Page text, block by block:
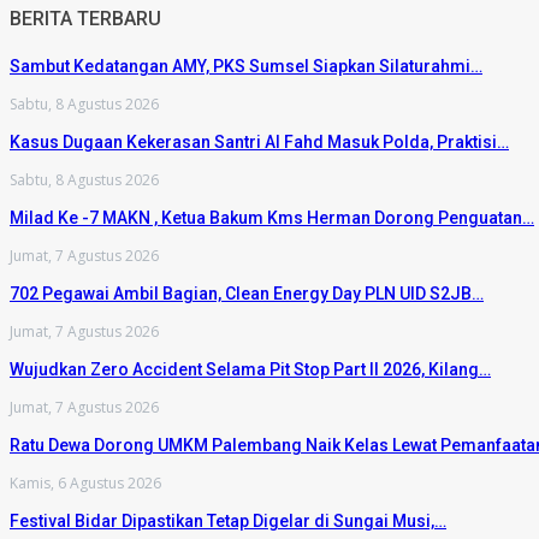
BERITA TERBARU
Sambut Kedatangan AMY, PKS Sumsel Siapkan Silaturahmi…
Sabtu, 8 Agustus 2026
Kasus Dugaan Kekerasan Santri Al Fahd Masuk Polda, Praktisi…
Sabtu, 8 Agustus 2026
Milad Ke -7 MAKN , Ketua Bakum Kms Herman Dorong Penguatan…
Jumat, 7 Agustus 2026
702 Pegawai Ambil Bagian, Clean Energy Day PLN UID S2JB…
Jumat, 7 Agustus 2026
Wujudkan Zero Accident Selama Pit Stop Part II 2026, Kilang…
Jumat, 7 Agustus 2026
Ratu Dewa Dorong UMKM Palembang Naik Kelas Lewat
Kamis, 6 Agustus 2026
Festival Bidar Dipastikan Tetap Digelar di Sungai Musi,…